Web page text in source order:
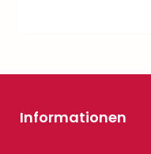
Informationen